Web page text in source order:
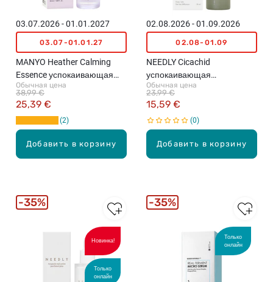
Добавить в корзину
03.07.2026 - 01.01.2027
03.07-01.01.27
MANYO Heather Calming
Essence успокаивающая
эссенция для
чувствительной кожи, 50мл
Обычная цена
25,39 €
38,99 €
2
Добавить в корзину
02.08.2026 - 01.09.2026
02.08-01.09
NEEDLY Cicachid
успокаивающая
ампула‑сыворотка для
кожи лица, 30мл
Обычная цена
15,59 €
23,99 €
0
Новинка!
Только
онлайн
35%
Только
онлайн
35%